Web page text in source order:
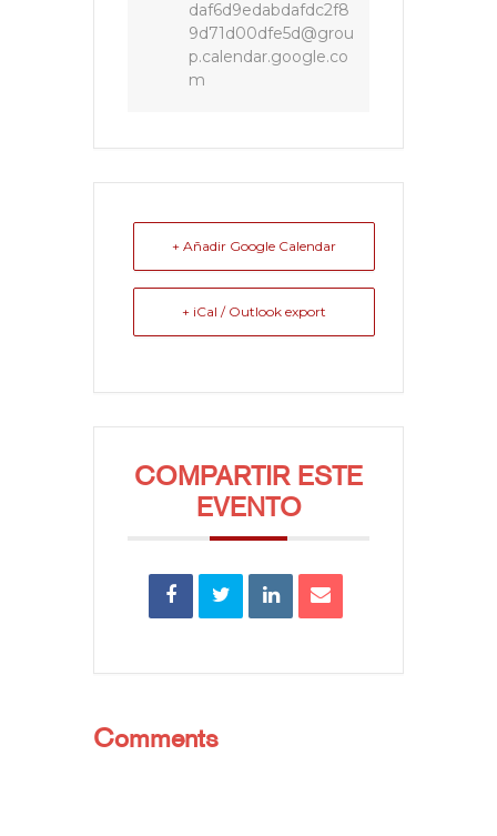
daf6d9edabdafdc2f8
9d71d00dfe5d@grou
p.calendar.google.co
m
+ Añadir Google Calendar
+ iCal / Outlook export
COMPARTIR ESTE
EVENTO
Comments